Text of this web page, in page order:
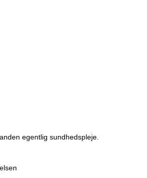
egentlig sundhedspleje.